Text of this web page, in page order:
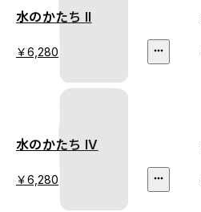
水のかたち II
￥6,280
水のかたち IV
￥6,280